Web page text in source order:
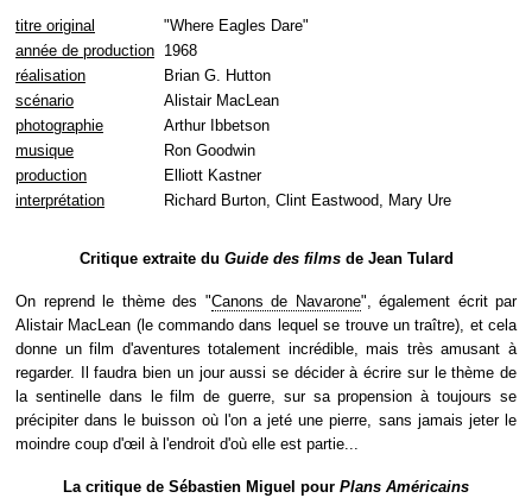
titre original
"Where Eagles Dare"
année de production 1968
réalisation
Brian G. Hutton
scénario
Alistair MacLean
photographie
Arthur Ibbetson
musique
Ron Goodwin
production
Elliott Kastner
interprétation
Richard Burton, Clint Eastwood, Mary Ure
Critique extraite du Guide des filmsde Jean Tulard
On reprend le thème des "Canons de Navarone", également écrit par
Alistair MacLean (le commando dans lequel se trouve un traître), et cela
donne un film d'aventures totalement incrédible, mais très amusant à
regarder. Il faudra bien un jour aussi se décider à écrire sur le thème de
la sentinelle dans le film de guerre, sur sa propension à toujours se
précipiter dans le buisson où l'on a jeté une pierre, sans jamais jeter le
moindre coup d'œil à l'endroit d'où elle est partie...
La critique de Sébastien Miguel pour Plans Américains